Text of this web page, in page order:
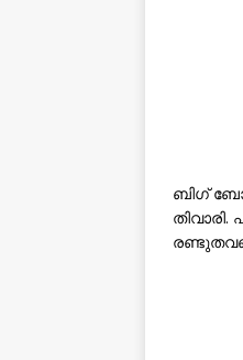
ബിഗ്
രണ്ടുതവണ